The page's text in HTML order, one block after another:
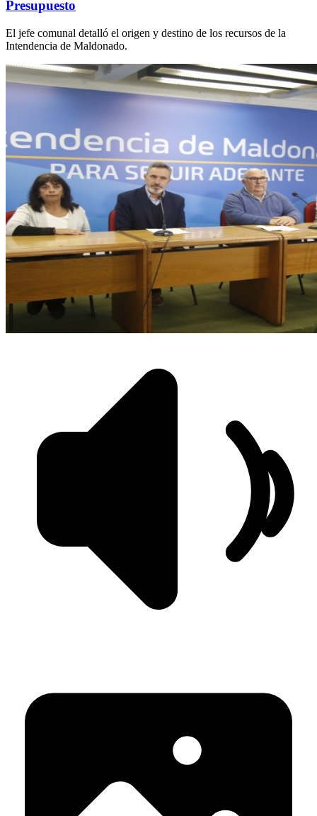
Presupuesto
El jefe comunal detalló el origen y destino de los recursos de la
Intendencia de Maldonado.